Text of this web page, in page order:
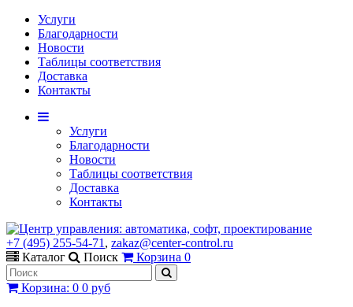
Услуги
Благодарности
Новости
Таблицы соответствия
Доставка
Контакты
Услуги
Благодарности
Новости
Таблицы соответствия
Доставка
Контакты
+7 (495) 255-54-71 , zakaz@center-control.ru
Каталог
Поиск Корзина 0
Корзина: 0 0 руб